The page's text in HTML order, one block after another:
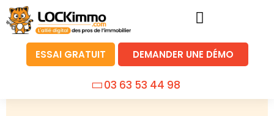
ESSAI GRATUIT DEMANDER UNE DÉMO
03 63 53 44 98